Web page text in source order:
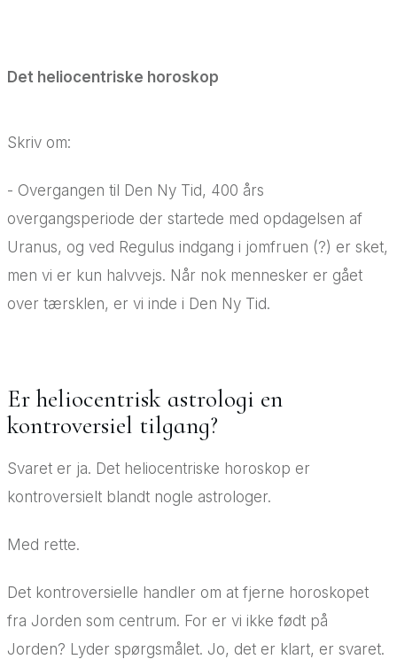
Det heliocentriske horoskop
Skriv om:
- Overgangen til Den Ny Tid, 400 års
overgangsperiode der startede med opdagelsen af
Uranus, og ved Regulus indgang i jomfruen (?) er sket,
men vi er kun halvvejs. Når nok mennesker er gået
over tærsklen, er vi inde i Den Ny Tid.
Er heliocentrisk astrologi en
kontroversiel tilgang?
Svaret er ja. Det heliocentriske horoskop er
kontroversielt blandt nogle astrologer.
Med rette.
Det kontroversielle handler om at fjerne horoskopet
fra Jorden som centrum. For er vi ikke født på
Jorden? Lyder spørgsmålet. Jo, det er klart, er svaret.